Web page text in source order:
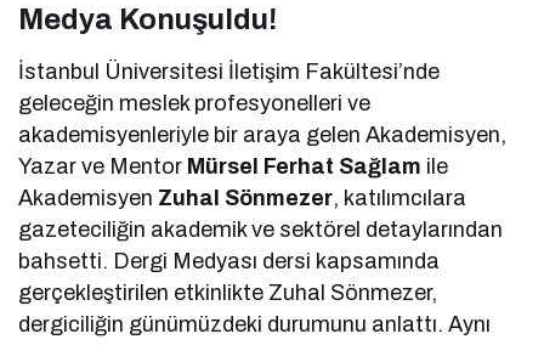
Medya Konuşuldu!
İstanbul Üniversitesi İletişim Fakültesi’nde
geleceğin meslek profesyonelleri ve
akademisyenleriyle bir araya gelen Akademisyen,
Yazar ve Mentor Mürsel Ferhat Sağlam ile
Akademisyen Zuhal Sönmezer, katılımcılara
gazeteciliğin akademik ve sektörel detaylarından
bahsetti. Dergi Medyası dersi kapsamında
gerçekleştirilen etkinlikte Zuhal Sönmezer,
dergiciliğin günümüzdeki durumunu anlattı. Aynı